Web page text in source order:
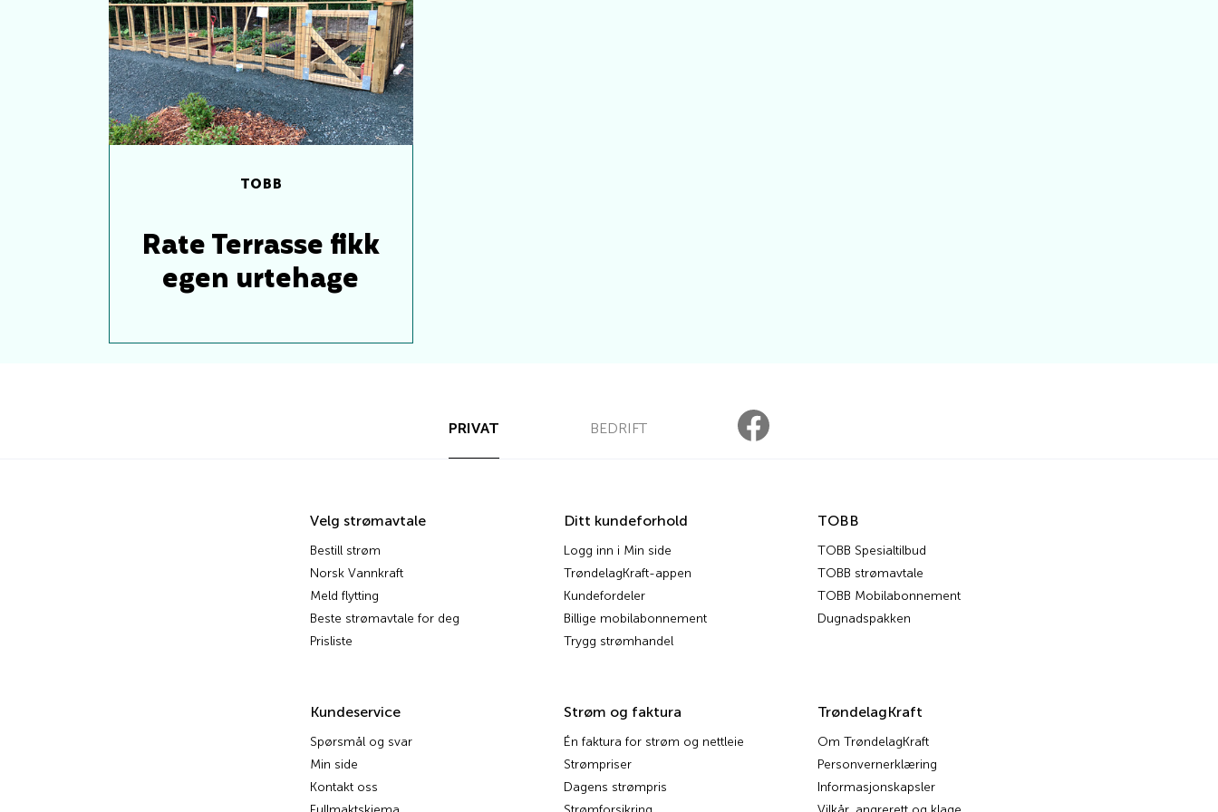
TOBB
Rate Terrasse fikk
egen urtehage
PRIVAT BEDRIFT
Velg strømavtale
Bestill strøm
Norsk Vannkraft
Meld flytting
Beste strømavtale for deg
Prisliste
Ditt kundeforhold
Logg inn i Min side
TrøndelagKraft-appen
Kundefordeler
Billige mobilabonnement
Trygg strømhandel
TOBB
TOBB Spesialtilbud
TOBB strømavtale
TOBB Mobilabonnement
Dugnadspakken
Kundeservice
Spørsmål og svar
Min side
Kontakt oss
Strøm og faktura
Én faktura for strøm og nettleie
Strømpriser
Dagens strømpris
TrøndelagKraft
Om TrøndelagKraft
Personvernerklæring
Informasjonskapsler